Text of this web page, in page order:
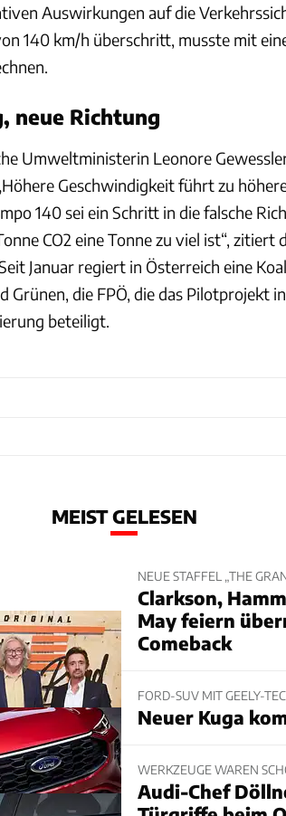
Auswirkungen auf die
140 km/h überschritt, musste mit
neue Richtung
Umweltministerin Leonore
Geschwindigkeit führt zu
140 sei ein Schritt in die falsche
CO2 eine Tonne zu viel ist“, zitiert
Januar regiert in Österreich eine
Grünen, die FPÖ, die das Pilotprojekt
beteiligt.
MEIST GELESEN
NEUE STAFFEL „THE
Clarkson,
May feiern
Comeback
FORD-SUV MIT GEELY-
Neuer Kuga
WERKZEUGE WAREN
Audi-Chef